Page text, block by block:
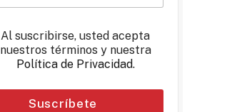
Al suscribirse, usted acepta
nuestros términos y nuestra
Política de Privacidad.
Suscríbete